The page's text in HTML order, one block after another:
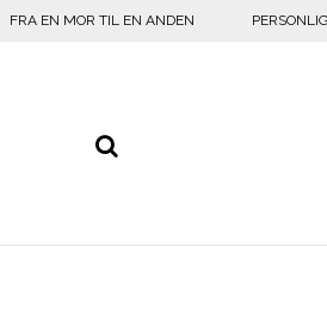
FRA EN MOR TIL EN ANDEN